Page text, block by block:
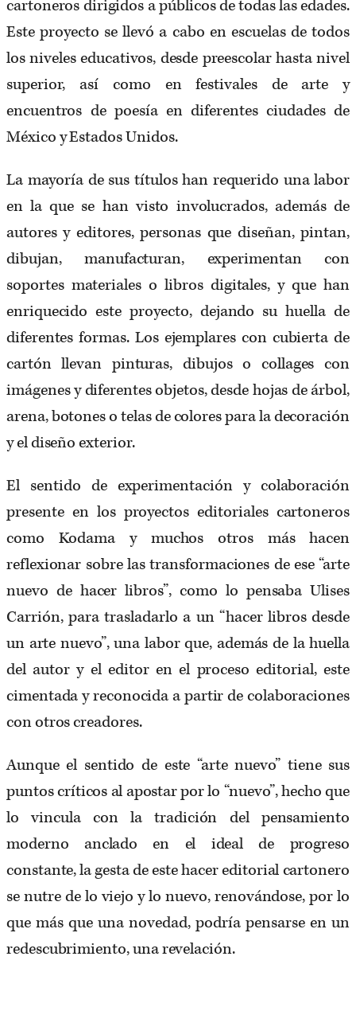
cartoneros dirigidos a públicos de todas las edades.
Este proyecto se llevó a cabo en escuelas de todos
los niveles educativos, desde preescolar hasta nivel
superior, así como en festivales de arte y
encuentros de poesía en diferentes ciudades de
México y Estados Unidos.
La mayoría de sus títulos han requerido una labor
en la que se han visto involucrados, además de
autores y editores, personas que diseñan, pintan,
dibujan, manufacturan, experimentan con
soportes materiales o libros digitales, y que han
enriquecido este proyecto, dejando su huella de
diferentes formas. Los ejemplares con cubierta de
cartón llevan pinturas, dibujos o collages con
imágenes y diferentes objetos, desde hojas de árbol,
arena, botones o telas de colores para la decoración
y el diseño exterior.
El sentido de experimentación y colaboración
presente en los proyectos editoriales cartoneros
como Kodama y muchos otros más hacen
reflexionar sobre las transformaciones de ese “arte
nuevo de hacer libros”, como lo pensaba Ulises
Carrión, para trasladarlo a un “hacer libros desde
un arte nuevo”, una labor que, además de la huella
del autor y el editor en el proceso editorial, este
cimentada y reconocida a partir de colaboraciones
con otros creadores.
Aunque el sentido de este “arte nuevo” tiene sus
puntos críticos al apostar por lo “nuevo”, hecho que
lo vincula con la tradición del pensamiento
moderno anclado en el ideal de progreso
constante, la gesta de este hacer editorial cartonero
se nutre de lo viejo y lo nuevo, renovándose, por lo
que más que una novedad, podría pensarse en un
redescubrimiento, una revelación.